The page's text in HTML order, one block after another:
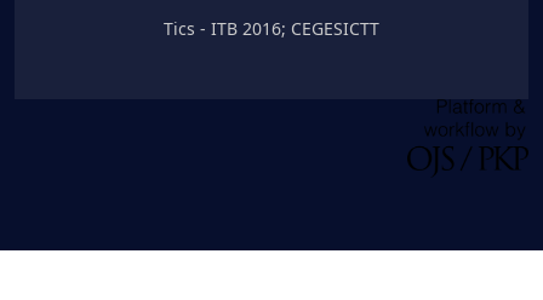
Tics - ITB 2016; CEGESICTT